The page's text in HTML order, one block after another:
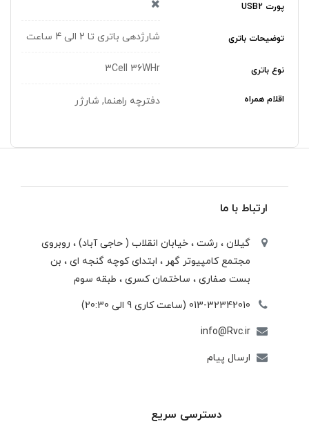
پورت USB2
توضیحات باتری شارژدهی باتری تا 2 الی 4 ساعت
نوع باتری 3Cell 36WHr
اقلام همراه دفترچه راهنما, شارژر
ارتباط با ما
گیلان ، رشت ، خيابان انقلاب ( حاجی آباد) ، روبروی
مجتمع كامپيوتر گهر ، ابتدای كوچه گنجه ای ، بن
بست صفاری ، ساختمان كسری ، طبقه سوم
013-32342010 (ساعت کاری 9 الی 20:30)
info@Rvc.ir
ارسال پیام
دسترسی سریع